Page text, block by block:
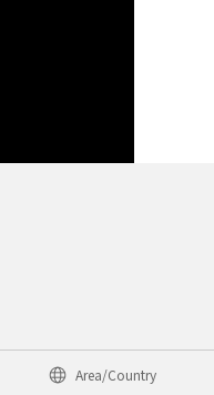
Area/Country